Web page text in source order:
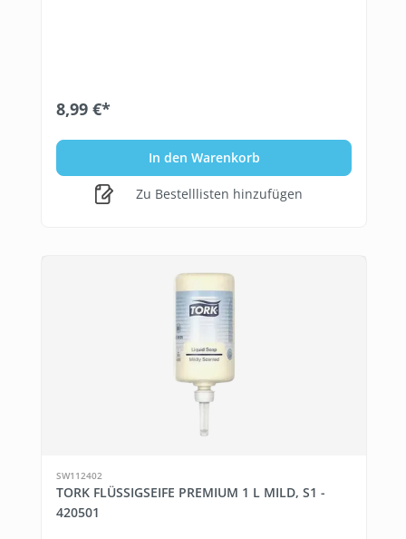
8,99 €*
In den Warenkorb
Zu Bestelllisten hinzufügen
SW112402
TORK FLÜSSIGSEIFE PREMIUM 1 L MILD, S1 -
420501